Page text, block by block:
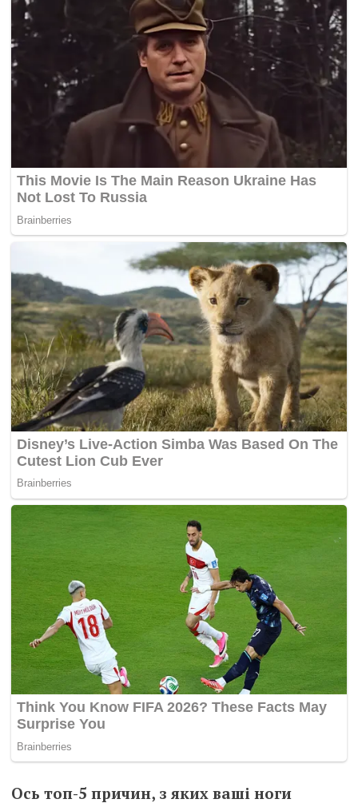
Ось топ-5 причин, з яких ваші ноги